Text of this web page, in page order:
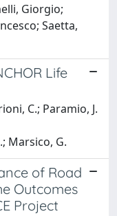
Giorgio;
Saetta,
Life
C.; Paramio, J.
Marsico, G.
of Road
Outcomes
Project